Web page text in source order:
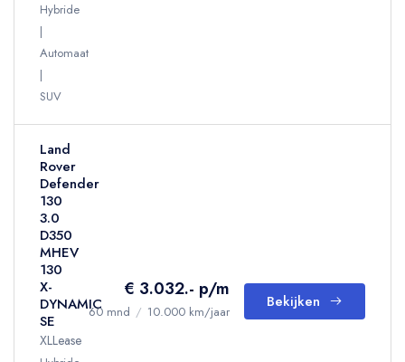
Hybride
Automaat
SUV
Land
Rover
Defender
130
3.0
D350
MHEV
130
X-
DYNAMIC
SE
XLLease
€ 3.032.- p/m
60 mnd / 10.000 km/jaar
Bekijken